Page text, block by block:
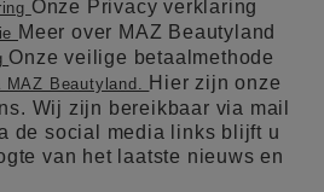
Onze Privacy verklaring
Meer over MAZ Beautyland
Onze veilige betaalmethode
MAZ Beautyland.
Hier zijn onze
Wij zijn bereikbaar via mail
de social media links blijft u
van het laatste nieuws en